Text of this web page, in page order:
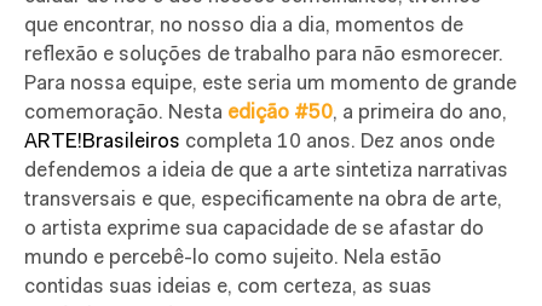
que encontrar, no nosso dia a dia, momentos de
reflexão e soluções de trabalho para não esmorecer.
Para nossa equipe, este seria um momento de grande
comemoração. Nesta edição #50, a primeira do ano,
ARTE!Brasileiros completa 10 anos. Dez anos onde
defendemos a ideia de que a arte sintetiza narrativas
transversais e que, especificamente na obra de arte,
o artista exprime sua capacidade de se afastar do
mundo e percebê-lo como sujeito. Nela estão
contidas suas ideias e, com certeza, as suas